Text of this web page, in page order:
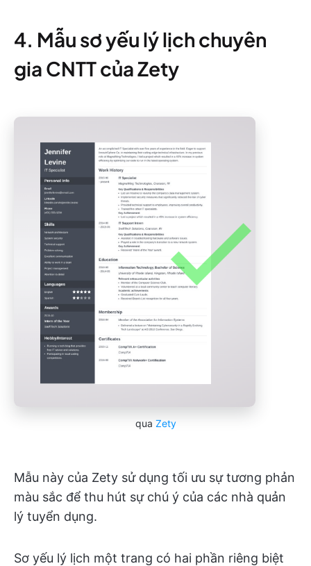
4. Mẫu sơ yếu lý lịch chuyên
gia CNTT của Zety
qua Zety
Mẫu này của Zety sử dụng tối ưu sự tương phản
màu sắc để thu hút sự chú ý của các nhà quản
lý tuyển dụng.
Sơ yếu lý lịch một trang có hai phần riêng biệt